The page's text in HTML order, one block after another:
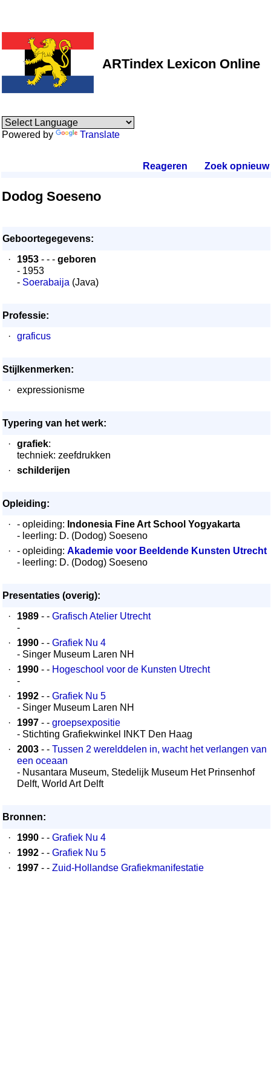
ARTindex Lexicon Online
Powered by Translate
Reageren Zoek opnieuw.
Dodog Soeseno
Geboortegegevens:
·
1953 - - - geboren
- 1953
- Soerabaija (Java)
Professie:
·
graficus
Stijlkenmerken:
·
expressionisme
Typering van het werk:
·
grafiek:
techniek: zeefdrukken
·
schilderijen
Opleiding:
·
- opleiding: Indonesia Fine Art School Yogyakarta
- leerling: D. (Dodog) Soeseno
·
- opleiding: Akademie voor Beeldende Kunsten Utrecht
- leerling: D. (Dodog) Soeseno
Presentaties (overig):
·
1989 - - Grafisch Atelier Utrecht
-
·
1990 - - Grafiek Nu 4
- Singer Museum Laren NH
·
1990 - - Hogeschool voor de Kunsten Utrecht
-
·
1992 - - Grafiek Nu 5
- Singer Museum Laren NH
·
1997 - - groepsexpositie
- Stichting Grafiekwinkel INKT Den Haag
·
2003 - - Tussen 2 werelddelen in, wacht het verlangen van
een oceaan
- Nusantara Museum, Stedelijk Museum Het Prinsenhof
Delft, World Art Delft
Bronnen:
·
1990 - - Grafiek Nu 4
·
1992 - - Grafiek Nu 5
·
1997 - - Zuid-Hollandse Grafiekmanifestatie